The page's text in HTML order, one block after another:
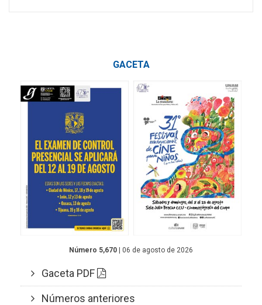
GACETA
Número 5,670 | 06 de agosto de 2026
Gaceta PDF
Números anteriores